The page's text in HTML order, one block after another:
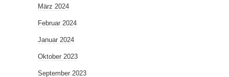
März 2024
Februar 2024
Januar 2024
Oktober 2023
September 2023